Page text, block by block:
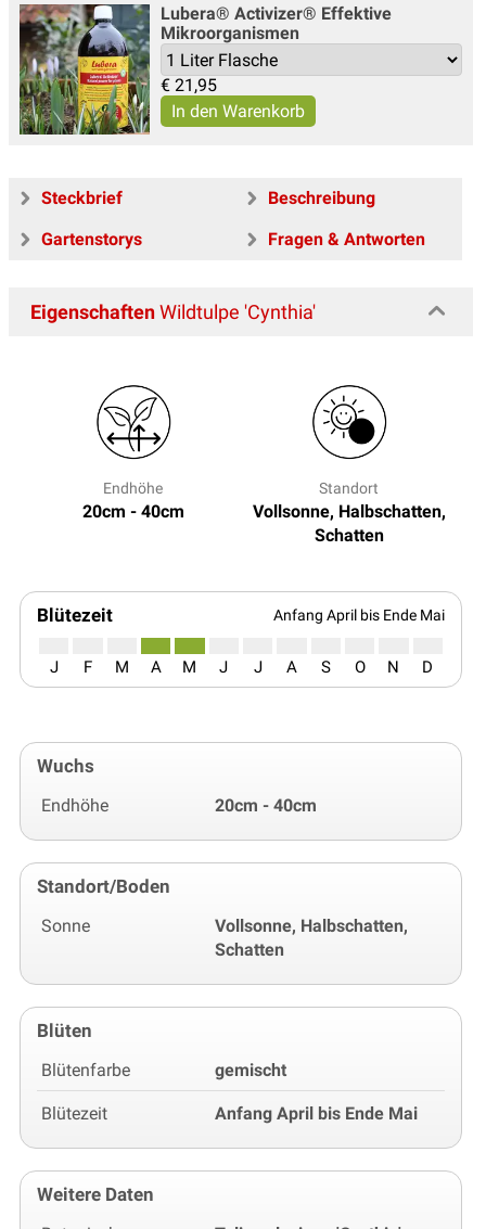
Lubera® Activizer® Effektive
Mikroorganismen
€ 21,95
Steckbrief
Beschreibung
Gartenstorys
Fragen & Antworten
EigenschaftenWildtulpe 'Cynthia'
Endhöhe
20cm - 40cm
Standort
Vollsonne, Halbschatten,
Schatten
Blütezeit Anfang April bis Ende Mai
J F M A M J J A S O N D
Wuchs
Endhöhe 20cm - 40cm
Standort/Boden
Sonne
Vollsonne, Halbschatten,
Schatten
Blüten
Blütenfarbe gemischt
Blütezeit Anfang April bis Ende Mai
Weitere Daten